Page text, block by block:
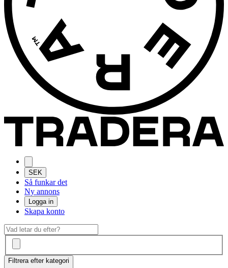
SEK
Så funkar det
Ny annons
Logga in
Skapa konto
Filtrera efter kategori